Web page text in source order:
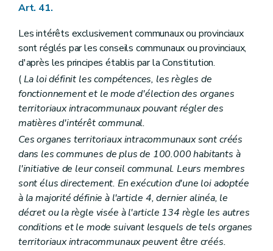
Art. 41.
Les intérêts exclusivement communaux ou provinciaux
sont réglés par les conseils communaux ou provinciaux,
d'après les principes établis par la Constitution.
(La loi définit les compétences, les règles de
fonctionnement et le mode d'élection des organes
territoriaux intracommunaux pouvant régler des
matières d'intérêt communal.
Ces organes territoriaux intracommunaux sont créés
dans les communes de plus de 100.000 habitants à
l'initiative de leur conseil communal. Leurs membres
sont élus directement. En exécution d'une loi adoptée
à la majorité définie à l'article 4, dernier alinéa, le
décret ou la règle visée à l'article 134 règle les autres
conditions et le mode suivant lesquels de tels organes
territoriaux intracommunaux peuvent être créés.